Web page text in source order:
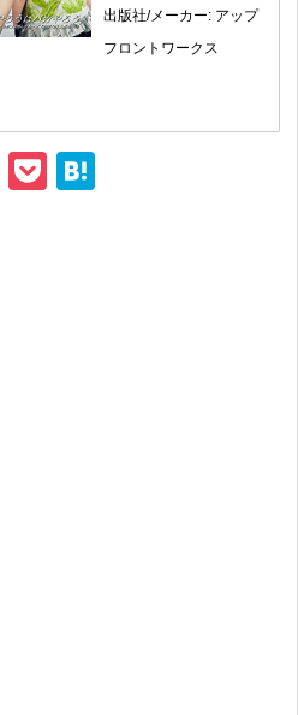
出版社/メーカー: アップ
フロントワークス
Li
P